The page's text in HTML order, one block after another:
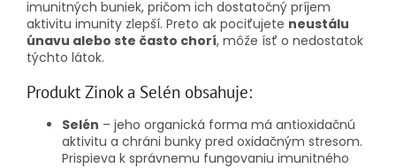
imunitných buniek, pričom ich dostatočný príjem
aktivitu imunity zlepší. Preto ak pociťujete neustálu
únavu alebo ste často chorí, môže ísť o nedostatok
týchto látok.
Produkt Zinok a Selén obsahuje:
Selén – jeho organická forma má antioxidačnú
aktivitu a chráni bunky pred oxidačným stresom.
Prispieva k správnemu fungovaniu imunitného